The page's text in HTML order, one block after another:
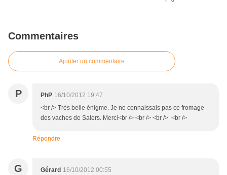
Commentaires
Ajouter un commentaire
P PhP 16/10/2012 19:47
<br /> Très belle énigme. Je ne connaissais pas ce fromage
des vaches de Salers. Merci<br /> <br /> <br /> <br />
Répondre
G Gérard 16/10/2012 00:55